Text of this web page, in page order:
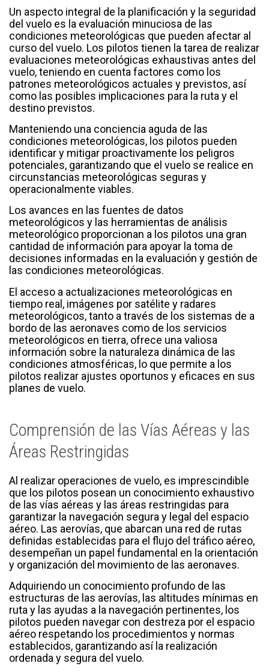
Un aspecto integral de la planificación y la seguridad
del vuelo es la evaluación minuciosa de las
condiciones meteorológicas que pueden afectar al
curso del vuelo. Los pilotos tienen la tarea de realizar
evaluaciones meteorológicas exhaustivas antes del
vuelo, teniendo en cuenta factores como los
patrones meteorológicos actuales y previstos, así
como las posibles implicaciones para la ruta y el
destino previstos.
Manteniendo una conciencia aguda de las
condiciones meteorológicas, los pilotos pueden
identificar y mitigar proactivamente los peligros
potenciales, garantizando que el vuelo se realice en
circunstancias meteorológicas seguras y
operacionalmente viables.
Los avances en las fuentes de datos
meteorológicos y las herramientas de análisis
meteorológico proporcionan a los pilotos una gran
cantidad de información para apoyar la toma de
decisiones informadas en la evaluación y gestión de
las condiciones meteorológicas.
El acceso a actualizaciones meteorológicas en
tiempo real, imágenes por satélite y radares
meteorológicos, tanto a través de los sistemas de a
bordo de las aeronaves como de los servicios
meteorológicos en tierra, ofrece una valiosa
información sobre la naturaleza dinámica de las
condiciones atmosféricas, lo que permite a los
pilotos realizar ajustes oportunos y eficaces en sus
planes de vuelo.
Comprensión de las Vías Aéreas y las
Áreas Restringidas
Al realizar operaciones de vuelo, es imprescindible
que los pilotos posean un conocimiento exhaustivo
de las vías aéreas y las áreas restringidas para
garantizar la navegación segura y legal del espacio
aéreo. Las aerovías, que abarcan una red de rutas
definidas establecidas para el flujo del tráfico aéreo,
desempeñan un papel fundamental en la orientación
y organización del movimiento de las aeronaves.
Adquiriendo un conocimiento profundo de las
estructuras de las aerovías, las altitudes mínimas en
ruta y las ayudas a la navegación pertinentes, los
pilotos pueden navegar con destreza por el espacio
aéreo respetando los procedimientos y normas
establecidos, garantizando así la realización
ordenada y segura del vuelo.